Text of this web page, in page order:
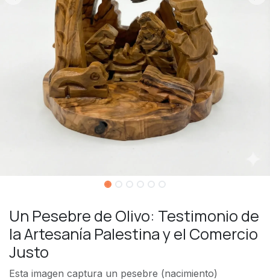
Un Pesebre de Olivo: Testimonio de
la Artesanía Palestina y el Comercio
Justo
Esta imagen captura un pesebre (nacimiento)